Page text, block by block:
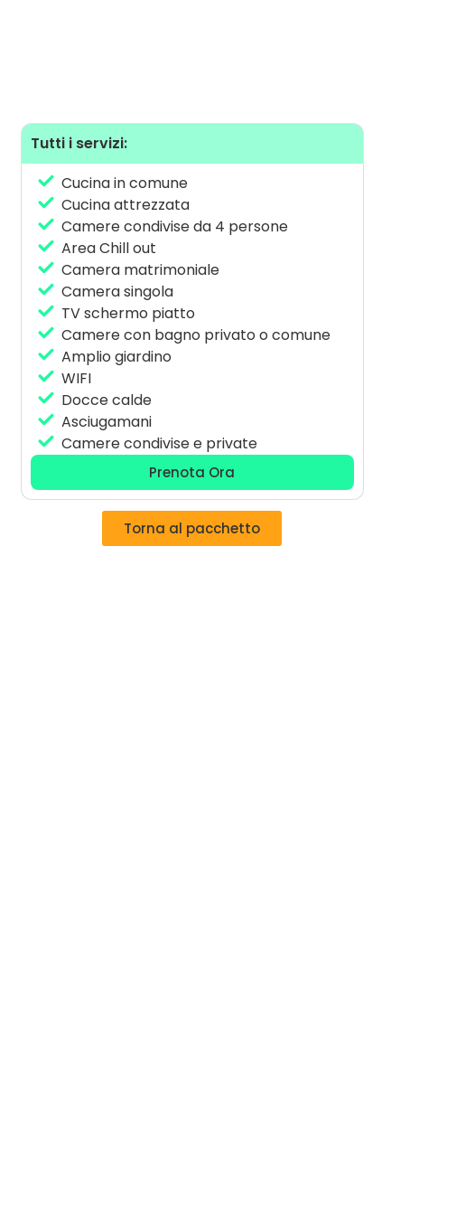
Tutti i servizi:
Cucina in comune
Cucina attrezzata
Camere condivise da 4 persone
Area Chill out
Camera matrimoniale
Camera singola
TV schermo piatto
Camere con bagno privato o comune
Amplio giardino
WIFI
Docce calde
Asciugamani
Camere condivise e private
Prenota Ora
Torna al pacchetto